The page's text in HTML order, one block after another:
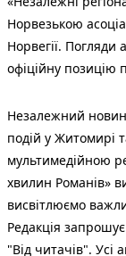
Норвезькою
Норвегії. Погляди
офіційну позицію
Незалежний
подій у Житомирі
мультимедійною
хвилин Романів»
висвітлюємо
Редакція
"Від читачів". Усі